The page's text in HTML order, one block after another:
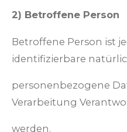
2) Betroffene Person
Betroffene Person ist
identifizierbare
personenbezogene
Verarbeitung
werden.